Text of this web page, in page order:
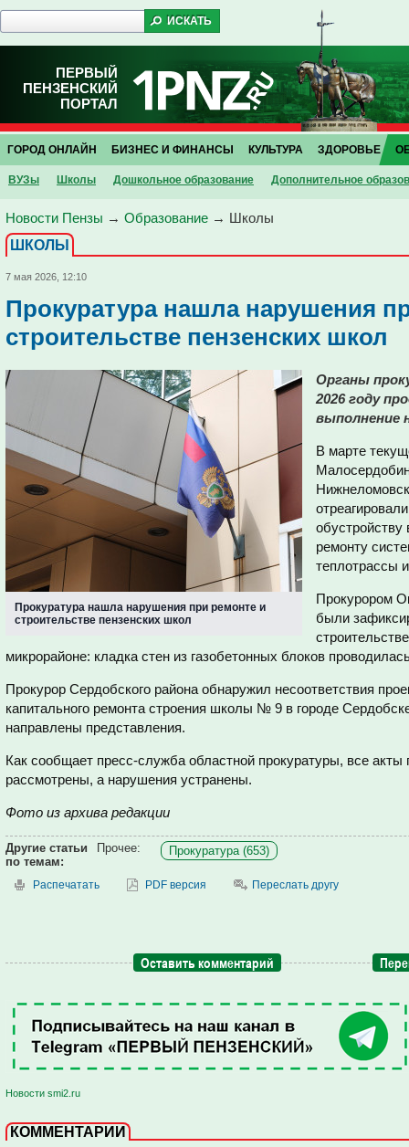
ПЕРВЫЙ
ПЕНЗЕНСКИЙ
ПОРТАЛ
ГОРОД ОНЛАЙН БИЗНЕС И ФИНАНСЫ КУЛЬТУРА ЗДОРОВЬЕ
ВУЗы Школы Дошкольное образование Дополнительное
Новости Пензы → Образование → Школы
ШКОЛЫ
7 мая 2026, 12:10
Прокуратура нашла нарушения
строительстве пензенских школ
Прокуратура нашла нарушения при ремонте и
строительстве пензенских школ
Органы
2026 году
выполнение
В марте
обустройству
ремонту
теплотрассы
Прокурором
были
микрорайоне: кладка стен из газобетонных блоков
Прокурор Сердобского района обнаружил несоответствия
капитального ремонта строения школы № 9 в городе
направлены представления.
Как сообщает пресс-служба областной прокуратуры, все акты
рассмотрены, а нарушения устранены.
Фото из архива редакции
Другие статьи
по темам:
Прочее: Прокуратура (653)
Распечатать PDF версия Переслать другу
Оставить комментарий
Новости smi2.ru
КОММЕНТАРИИ